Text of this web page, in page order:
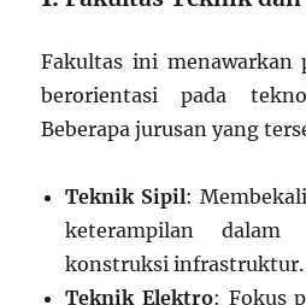
Fakultas ini menawarkan
berorientasi pada
Beberapa jurusan yang
Teknik Sipil:
keterampilan dalam
konstruksi infrastruktur.
Teknik Elektro: Fokus